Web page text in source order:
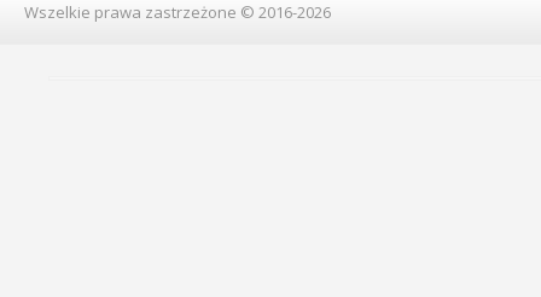
Wszelkie prawa zastrzeżone © 2016-2026